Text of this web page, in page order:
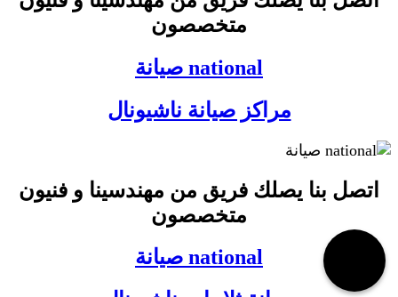
متخصصون
national صيانة
مراكز صيانة ناشيونال
اتصل بنا يصلك فريق من مهندسينا و فنيون
متخصصون
national صيانة